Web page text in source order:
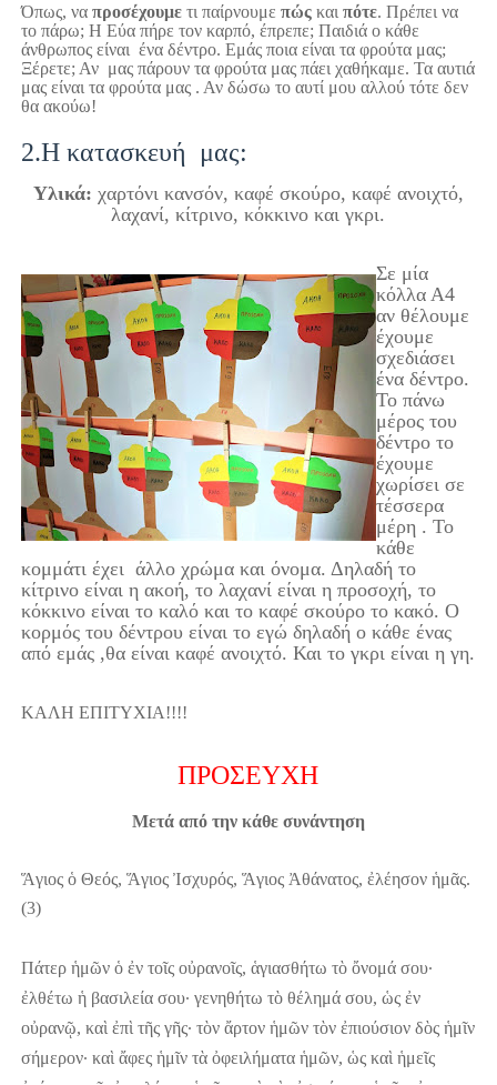
Όπως, να προσέχουμε τι παίρνουμε πώς και πότε. Πρέπει να
το πάρω; Η Εύα πήρε τον καρπό, έπρεπε; Παιδιά ο κάθε
άνθρωπος είναι ένα δέντρο. Εμάς ποια είναι τα φρούτα μας;
Ξέρετε; Αν μας πάρουν τα φρούτα μας πάει χαθήκαμε. Τα αυτιά
μας είναι τα φρούτα μας . Αν δώσω το αυτί μου αλλού τότε δεν
θα ακούω!
2.Η κατασκευή μας:
Υλικά: χαρτόνι κανσόν, καφέ σκούρο, καφέ ανοιχτό,
λαχανί, κίτρινο, κόκκινο και γκρι.
Σε μία
κόλλα Α4
αν θέλουμε
έχουμε
σχεδιάσει
ένα δέντρο.
Το πάνω
μέρος του
δέντρο το
έχουμε
χωρίσει σε
τέσσερα
μέρη . Το
κάθε
κομμάτι έχει άλλο χρώμα και όνομα. Δηλαδή το
κίτρινο είναι η ακοή, το λαχανί είναι η προσοχή, το
κόκκινο είναι το καλό και το καφέ σκούρο το κακό. Ο
κορμός του δέντρου είναι το εγώ δηλαδή ο κάθε ένας
από εμάς ,θα είναι καφέ ανοιχτό. Και το γκρι είναι η γη.
ΚΑΛΗ ΕΠΙΤΥΧΙΑ!!!!
ΠΡΟΣΕΥΧΗ
Μετά από την κάθε συνάντηση
Ἅγιος ὁ Θεός, Ἅγιος Ἰσχυρός, Ἅγιος Ἀθάνατος, ἐλέησον ἡμᾶς.
(3)
Πάτερ ἡμῶν ὁ ἐν τοῖς οὐρανοῖς, ἁγιασθήτω τὸ ὄνομά σου·
ἐλθέτω ἡ βασιλεία σου· γενηθήτω τὸ θέλημά σου, ὡς ἐν
οὐρανῷ, καὶ ἐπὶ τῆς γῆς· τὸν ἄρτον ἡμῶν τὸν ἐπιούσιον δὸς ἡμῖν
σήμερον· καὶ ἄφες ἡμῖν τὰ ὀφειλήματα ἡμῶν, ὡς καὶ ἡμεῖς